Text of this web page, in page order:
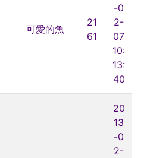
可愛的魚
21
61
-0
2-
07
10:
13:
40
20
13
-0
2-